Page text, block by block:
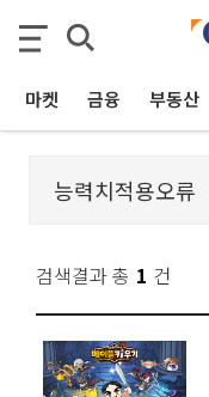
마켓 금융 부동산
검색결과 총 1 건